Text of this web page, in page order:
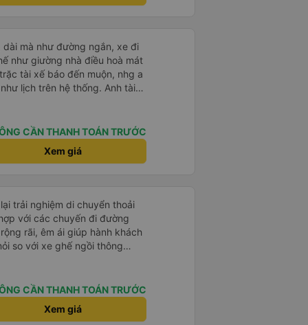
mà như đường ngắn, xe đi
như giường nhà điều hoà mát
tài xế báo đến muộn, nhg a
lịch trên hệ thống. Anh tài
tình, trời mưa gió đã chở bọn
gặp lại a ạ.
CẦN THANH TOÁN TRƯỚC
Xem giá
trải nghiệm di chuyển thoải
với các chuyến đi đường
rãi, êm ái giúp hành khách
so với xe ghế ngồi thông
sạc điện thoại và WiFi, tạo
tài xế và phụ
xe cẩn thận, đảm bảo an
CẦN THANH TOÁN TRƯỚC
Xem giá